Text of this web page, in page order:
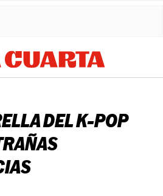
DEL K-POP